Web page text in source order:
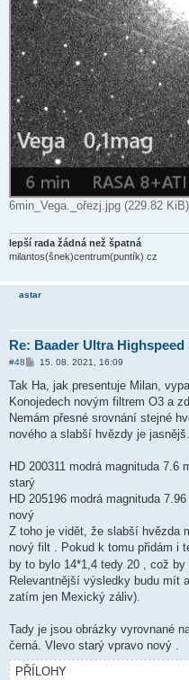
6min_Vega._ořezj.jpg (229.82
lepší rada žádná než špatná
milantos(šnek)centrum(puntík) cz
astar
Re: Baader Ultra Highspeed
#48
P
í
p
ě
e
15. 08. 2021, 16:09
Tak Ha, jak presentuje Milan,
Konojedech novým filtrem O3 a
Nemám přesné srovnání stejné
nového a slabší hvězdy je jasnějš.
HD 200311 modrá magnituda 7.6
starý
HD 205196 modrá magnituda
nový
Z toho je vidět, že slabší hvězda
nový filt . Pokud k tomu přidám i
by to bylo 14*1,4 tedy 20 , což
Relevantnější výsledky budu mít
zatím jen Mexický záliv).
Tady je jsou obrázky vyrovnané
černá. Vlevo starý vpravo nový .
PŘÍLOHY